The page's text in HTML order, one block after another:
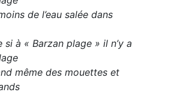
de l’eau salée dans
si à « Barzan plage » il n’y a
même des mouettes et